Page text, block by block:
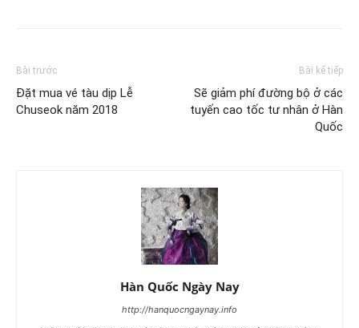
Bài trước
Đặt mua vé tàu dịp Lễ
Chuseok năm 2018
Bài kế tiếp
Sẽ giảm phí đường bộ ở các
tuyến cao tốc tư nhân ở Hàn
Quốc
Hàn Quốc Ngày Nay
http://hanquocngaynay.info